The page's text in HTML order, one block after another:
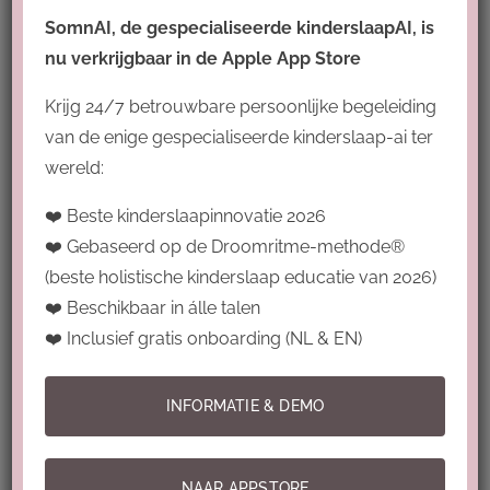
Tiny Explorer
3 Beoordeling
Simone Hol
Certified2025:Ja
Droomritmecoach voor:
Dreumes,Newborn (0 - 4 maanden)
Kinderopvang
SomnAI, de gespecialiseerde kinderslaapAI, is
nu verkrijgbaar in de Apple App Store
Krijg 24/7 betrouwbare persoonlijke begeleiding
van de enige gespecialiseerde kinderslaap-ai ter
wereld:
❤️ Beste kinderslaapinnovatie 2026
❤️ Gebaseerd op de Droomritme-methode®
(beste holistische kinderslaap educatie van 2026)
❤️ Beschikbaar in álle talen
❤️ Inclusief gratis onboarding (NL & EN)
INFORMATIE & DEMO